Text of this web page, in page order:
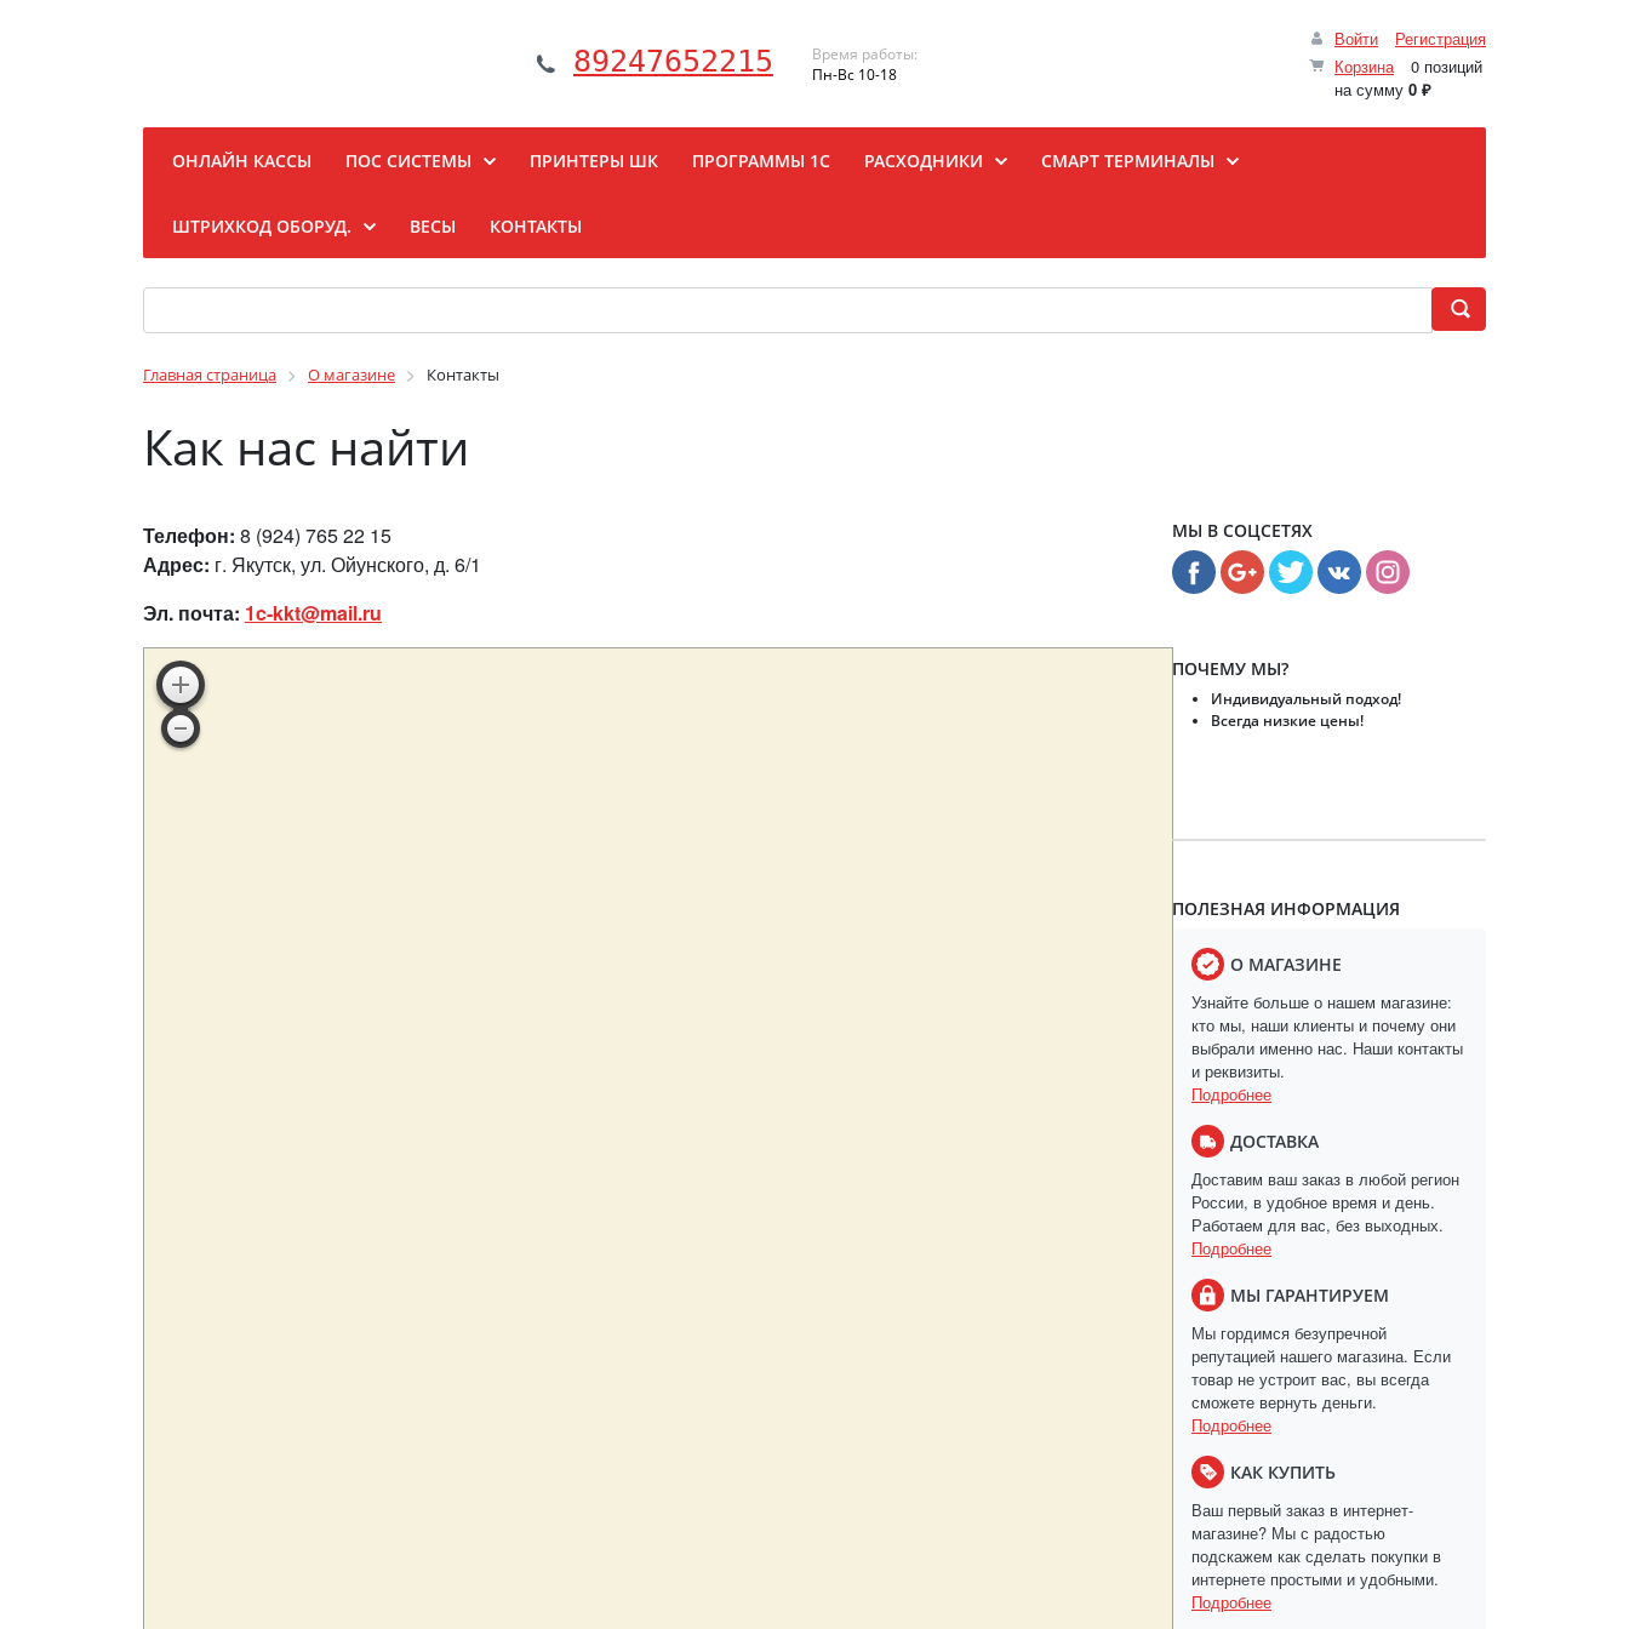
Войти
Регистрация
Корзина
0 позиций
на сумму 0 ₽
89247652215
Время работы:
Пн-Вс 10-18
ОНЛАЙН КАССЫ ПОС СИСТЕМЫ ПРИНТЕРЫ ШК ПРОГРАММЫ 1С РАСХОДНИКИ СМАРТ ТЕРМИНАЛЫ
ШТРИХКОД ОБОРУД. ВЕСЫ КОНТАКТЫ
Главная страница О магазине Контакты
Как нас найти
Телефон: 8 (924) 765 22 15
Адрес: г. Якутск, ул. Ойунского, д. 6/1
Эл. почта: 1c-kkt@mail.ru
МЫ В СОЦСЕТЯХ
ПОЧЕМУ МЫ?
Индивидуальный подход!
Всегда низкие цены!
ПОЛЕЗНАЯ ИНФОРМАЦИЯ
О МАГАЗИНЕ
Узнайте больше о нашем магазине:
кто мы, наши клиенты и почему они
выбрали именно нас. Наши контакты
и реквизиты.
Подробнее
ДОСТАВКА
Доставим ваш заказ в любой регион
России, в удобное время и день.
Работаем для вас, без выходных.
Подробнее
МЫ ГАРАНТИРУЕМ
Мы гордимся безупречной
репутацией нашего магазина. Если
товар не устроит вас, вы всегда
сможете вернуть деньги.
Подробнее
КАК КУПИТЬ
Ваш первый заказ в интернет-
магазине? Мы с радостью
подскажем как сделать покупки в
интернете простыми и удобными.
Подробнее